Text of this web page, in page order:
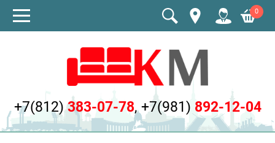
0
+7(812) 383-07-78,+7(981) 892-12-04